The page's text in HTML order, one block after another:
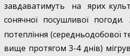
завдаватимуть на ярих
сонячної посушливої погоди.
потепління (середньодобової
вище протягом 3-4 днів)